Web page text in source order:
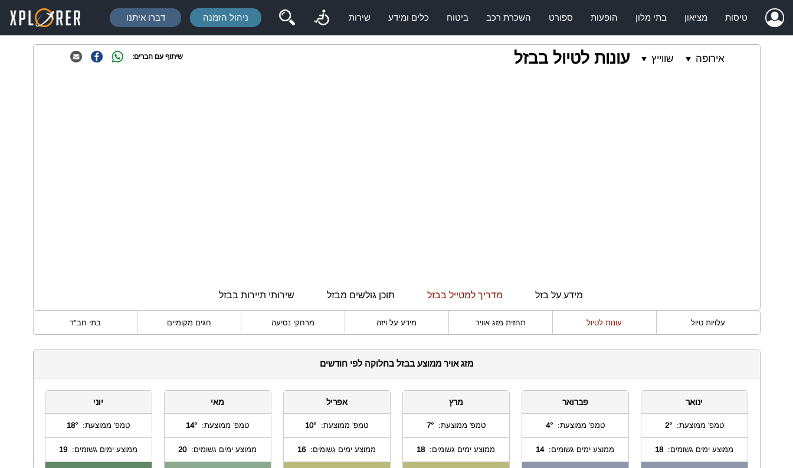
טיסות מציאון בתי מלון הופעות ספורט השכרת רכב ביטוח כלים ומידע שירות ניהול הזמנה דברו איתנו
אירופה ⯆ שווייץ ⯆ עונות לטיול בבזל שיתוף עם חברים:
מידע על בזל מדריך למטייל בבזל תוכן גולשים מבזל שירותי תיירות בבזל
עלויות טיול עונות לטיול תחזית מזג אוויר מידע על ויזה מרחקי נסיעה חגים מקומיים בתי חב"ד
מזג אויר ממוצע בבזל בחלוקה לפי חודשים
ינואר
טמפ' ממוצעת:2°
ממוצע ימים גשומים:18
פברואר
טמפ' ממוצעת:4°
ממוצע ימים גשומים:14
מרץ
טמפ' ממוצעת:7°
ממוצע ימים גשומים:18
אפריל
טמפ' ממוצעת: 10°
ממוצע ימים גשומים:16
מאי
טמפ' ממוצעת: 14°
ממוצע ימים גשומים:20
יוני
טמפ' ממוצעת: 18°
ממוצע ימים גשומים:19